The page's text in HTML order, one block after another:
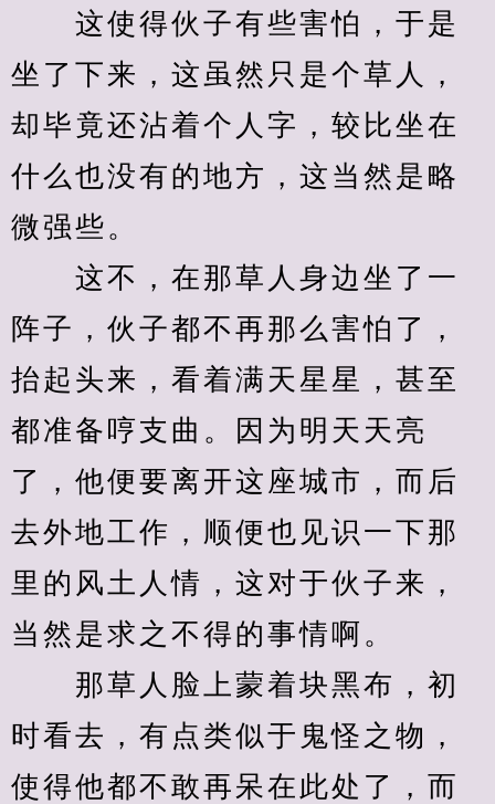
这使得伙子有些害怕，于是
坐了下来，这虽然只是个草人，
却毕竟还沾着个人字，较比坐在
什么也没有的地方，这当然是略
微强些。
这不，在那草人身边坐了一
阵子，伙子都不再那么害怕了，
抬起头来，看着满天星星，甚至
都准备哼支曲。因为明天天亮
了，他便要离开这座城市，而后
去外地工作，顺便也见识一下那
里的风土人情，这对于伙子来，
当然是求之不得的事情啊。
那草人脸上蒙着块黑布，初
时看去，有点类似于鬼怪之物，
使得他都不敢再呆在此处了，而